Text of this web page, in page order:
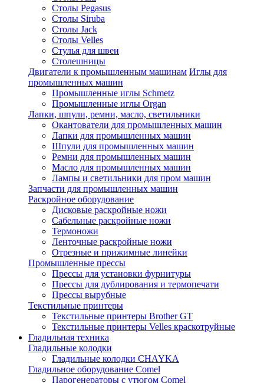
Столы Pegasus
Столы Siruba
Столы Jack
Столы Velles
Стулья для швеи
Столешницы
Двигатели к промышленным машинам Иглы для
промышленных машин
Промышленные иглы Schmetz
Промышленные иглы Organ
Лапки, шпули, ремни, масло, светильники
Окантователи для промышленных машин
Лапки для промышленных машин
Шпули для промышленных машин
Ремни для промышленных машин
Масло для промышленных машин
Лампы и светильники для пром машин
Запчасти для промышленных машин
Раскройное оборудование
Дисковые раскройные ножи
Сабельные раскройные ножи
Термоножи
Ленточные раскройные ножи
Отрезные и прижимные линейки
Промышленные прессы
Прессы для установки фурнитуры
Прессы для дублирования и термопечати
Прессы вырубные
Текстильные принтеры
Текстильные принтеры Brother GT
Текстильные принтеры Velles краскотруйные
Гладильная техника
Гладильные колодки
Гладильные колодки CHAYKA
Гладильное оборудование Comel
Парогенераторы с утюгом Comel